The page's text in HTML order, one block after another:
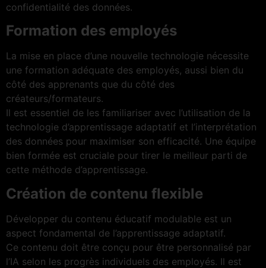
confidentialité des données.
Formation des employés
La mise en place d’une nouvelle technologie nécessite
une formation adéquate des employés, aussi bien du
côté des apprenants que du côté des
créateurs/formateurs.
Il est essentiel de les familiariser avec l’utilisation de la
technologie d’apprentissage adaptatif et l’interprétation
des données pour maximiser son efficacité. Une équipe
bien formée est cruciale pour tirer le meilleur parti de
cette méthode d’apprentissage.
Création de contenu flexible
Développer du contenu éducatif modulable est un
aspect fondamental de l’apprentissage adaptatif.
Ce contenu doit être conçu pour être personnalisé par
l’IA selon les progrès individuels des employés. Il est